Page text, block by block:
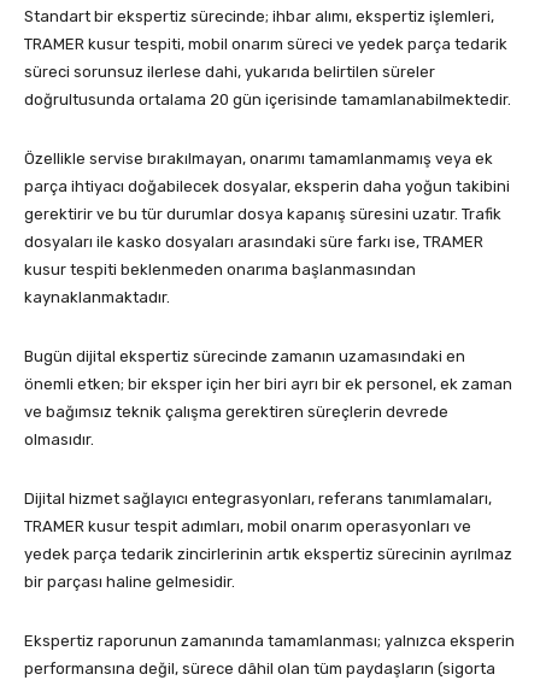
Standart bir ekspertiz sürecinde; ihbar alımı, ekspertiz işlemleri,
TRAMER kusur tespiti, mobil onarım süreci ve yedek parça tedarik
süreci sorunsuz ilerlese dahi, yukarıda belirtilen süreler
doğrultusunda ortalama 20 gün içerisinde tamamlanabilmektedir.
Özellikle servise bırakılmayan, onarımı tamamlanmamış veya ek
parça ihtiyacı doğabilecek dosyalar, eksperin daha yoğun takibini
gerektirir ve bu tür durumlar dosya kapanış süresini uzatır. Trafik
dosyaları ile kasko dosyaları arasındaki süre farkı ise, TRAMER
kusur tespiti beklenmeden onarıma başlanmasından
kaynaklanmaktadır.
Bugün dijital ekspertiz sürecinde zamanın uzamasındaki en
önemli etken; bir eksper için her biri ayrı bir ek personel, ek zaman
ve bağımsız teknik çalışma gerektiren süreçlerin devrede
olmasıdır.
Dijital hizmet sağlayıcı entegrasyonları, referans tanımlamaları,
TRAMER kusur tespit adımları, mobil onarım operasyonları ve
yedek parça tedarik zincirlerinin artık ekspertiz sürecinin ayrılmaz
bir parçası haline gelmesidir.
Ekspertiz raporunun zamanında tamamlanması; yalnızca eksperin
performansına değil, sürece dâhil olan tüm paydaşların (sigorta